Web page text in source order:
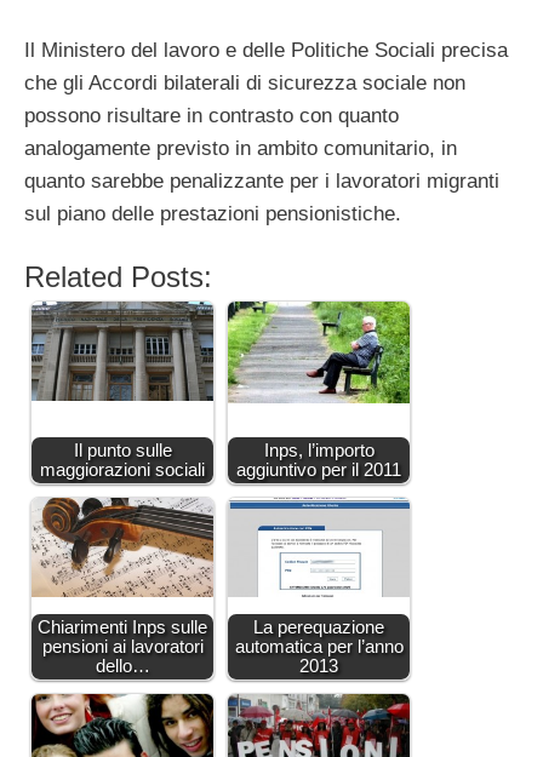
Il Ministero del lavoro e delle Politiche Sociali precisa
che gli Accordi bilaterali di sicurezza sociale non
possono risultare in contrasto con quanto
analogamente previsto in ambito comunitario, in
quanto sarebbe penalizzante per i lavoratori migranti
sul piano delle prestazioni pensionistiche.
Related Posts:
Il punto sulle
maggiorazioni sociali
Inps, l’importo
aggiuntivo per il 2011
Chiarimenti Inps sulle
pensioni ai lavoratori
dello…
La perequazione
automatica per l’anno
2013